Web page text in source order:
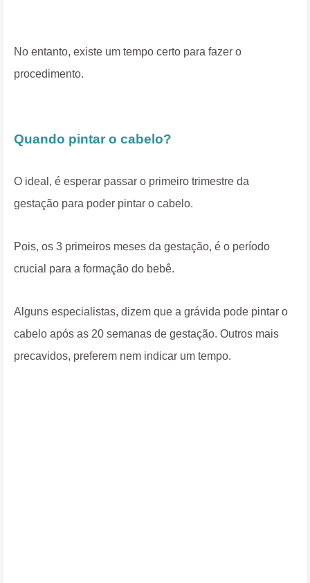
No entanto, existe um tempo certo para fazer o
procedimento.
Quando pintar o cabelo?
O ideal, é esperar passar o primeiro trimestre da
gestação para poder pintar o cabelo.
Pois, os 3 primeiros meses da gestação, é o período
crucial para a formação do bebê.
Alguns especialistas, dizem que a grávida pode pintar o
cabelo após as 20 semanas de gestação. Outros mais
precavidos, preferem nem indicar um tempo.